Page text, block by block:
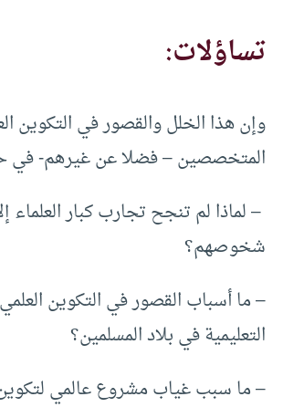
تساؤلات:
وإن هذا الخلل والقصور في التكوين
المتخصصين – فضلا عن غيرهم- في
– لماذا لم تنجح تجارب كبار العلماء
شخوصهم؟
– ما أسباب القصور في التكوين
التعليمية في بلاد المسلمين؟
– ما سبب غياب مشروع عالمي لتكوين